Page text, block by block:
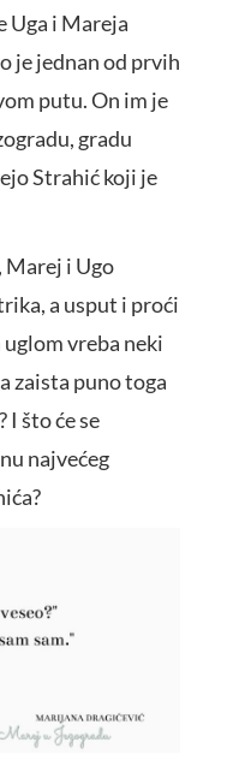
Uga i Mareja
je jednan od prvih
putu. On im je
gradu
Strahić koji je
Marej i Ugo
a usput i proći
vreba neki
zaista puno toga
I što će se
najvećeg